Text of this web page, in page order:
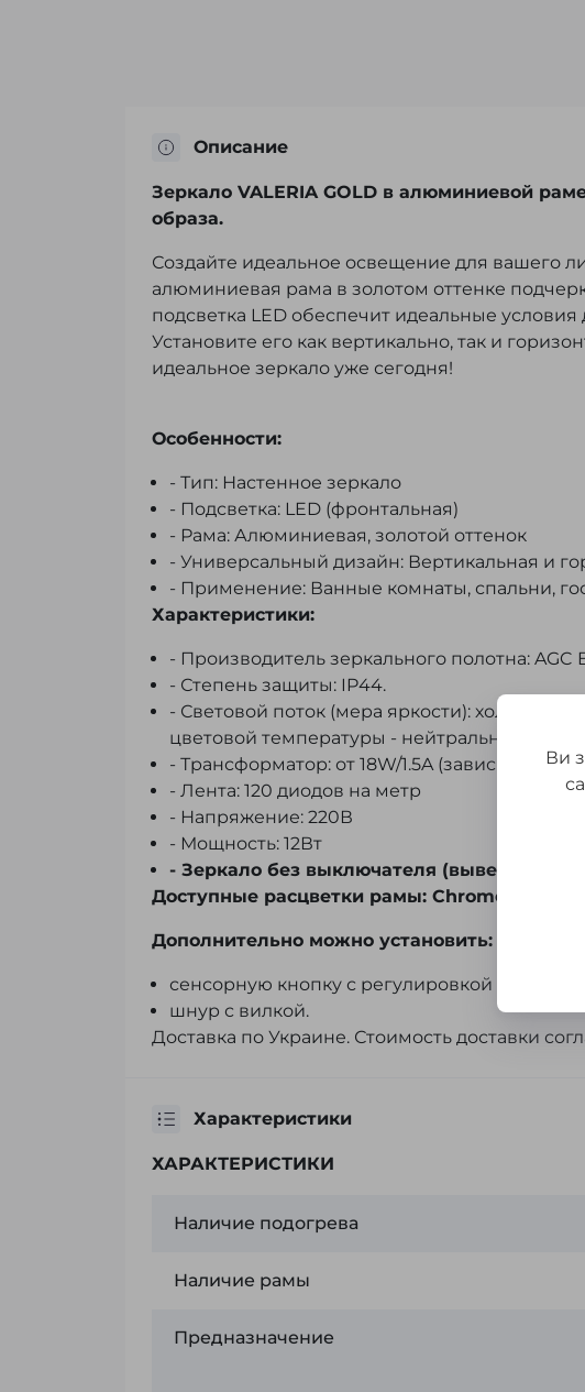
Описание
Зеркало VALERIA GOLD в алюминиевой
образа.
Создайте идеальное освещение для вашего
алюминиевая рама в золотом оттенке
подсветка LED обеспечит идеальные
Установите его как вертикально, так и
идеальное зеркало уже сегодня!
Особенности:
- Тип: Настенное зеркало
- Подсветка: LED (фронтальная)
- Рама: Алюминиевая, золотой оттенок
- Универсальный дизайн: Вертикальная и
- Применение: Ванные комнаты, спальни,
Характеристики:
- Производитель зеркального полотна: AGC
- Степень защиты: IP44.
- Световой поток (мера яркости): холодный
цветовой температуры - нейтральный или
- Трансформатор: от 18W/1.5A (зависит от
- Лента: 120 диодов на метр
- Напряжение: 220В
- Мощность: 12Вт
- Зеркало без выключателя (выведено 2
Доступные расцветки рамы: Chrome, Gold,
Дополнительно можно установить:
сенсорную кнопку с регулировкой яркости;
шнур с вилкой.
Доставка по Украине. Стоимость доставки
Характеристики
ХАРАКТЕРИСТИКИ
Наличие подогрева
Наличие рамы
Предназначение
Ви